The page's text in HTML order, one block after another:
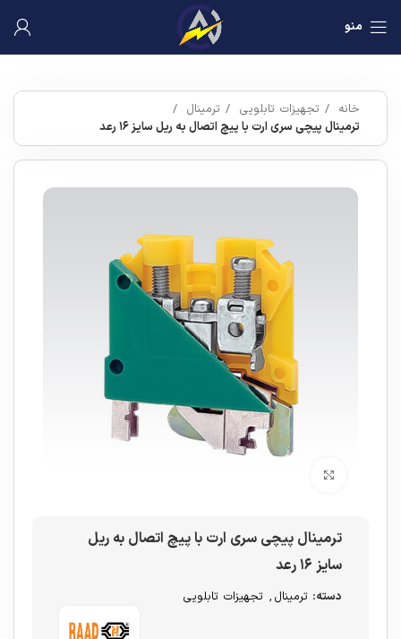
منو
خانه تجهیزات تابلویی
ترمینال
ترمینال پیچی سری ارت با پیچ اتصال به ریل سایز ۱۶ رعد
ترمینال پیچی سری ارت با پیچ اتصال به ریل
سایز ۱۶ رعد
دسته: ترمینال , تجهیزات تابلویی